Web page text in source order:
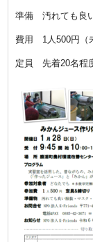
準備 汚れても良
費用 1人500円（
定員 先着20名程